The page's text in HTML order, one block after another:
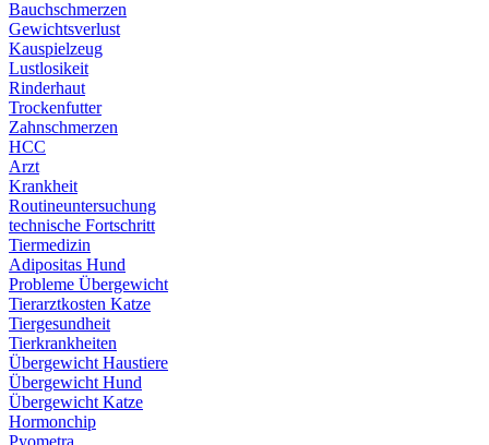
Bauchschmerzen
Gewichtsverlust
Kauspielzeug
Lustlosikeit
Rinderhaut
Trockenfutter
Zahnschmerzen
HCC
Arzt
Krankheit
Routineuntersuchung
technische Fortschritt
Tiermedizin
Adipositas Hund
Probleme Übergewicht
Tierarztkosten Katze
Tiergesundheit
Tierkrankheiten
Übergewicht Haustiere
Übergewicht Hund
Übergewicht Katze
Hormonchip
Pyometra